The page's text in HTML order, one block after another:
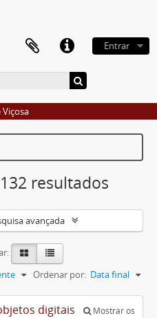
Entrar
resultados
avançada
Ordenar por: Data final
digitais
Mostrar os